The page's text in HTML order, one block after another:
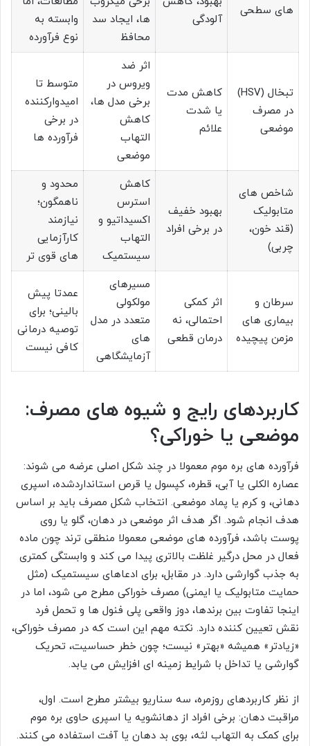
های سطحی
آلودگی
ها، ایجاد سد
محافظ
وابسته به
نوع فرآورده
تبخال (HSV)
در مصرف
موضعی
کاهش مدت
یا شدت
علائم
اثر ضد
ویروس در
برخی مدل ها،
کاهش
التهاب
موضعی
متوسط تا
امیدوارکننده
در برخی
فرآورده ها
شاخص های
متابولیک
(قند خون،
چربی)
بهبود خفیف
در برخی افراد
کاهش
استرس
اکسیداتیو و
التهاب
سیستمیک
محدود و
ناهمگون؛
نیازمند
کارآزمایی
های قوی تر
سرطان و
بیماری های
مزمن پیچیده
اثر کمکی
احتمالی، نه
درمان قطعی
مسیرهای
مولکولی
متعدد در مدل
های
آزمایشگاهی
عمدتا پیش
بالینی؛ برای
توصیه درمانی
کافی نیست
کاربردهای رایج و شیوه های مصرف:
موضعی یا خوراکی؟
فرآورده های بره موم معمولا در چند شکل اصلی عرضه می شوند:
عصاره الکلی یا آبی، قطره، کپسول یا قرص استانداردشده، اسپری
دهانی، و کرم یا پماد موضعی. انتخاب شکل مصرف باید بر اساس
هدف انجام شود. اگر هدف اثر موضعی در دهان، گلو یا روی
پوست باشد، فرآورده های موضعی معمولا منطقی ترند چون ماده
فعال در محل درگیر غلظت بالاتری پیدا می کند و وابستگی کمتری
به جذب گوارشی دارد. در مقابل، برای ادعاهای سیستمیک (مثل
حمایت متابولیک یا ایمنی) مصرف خوراکی مطرح می شود، اما در
اینجا تفاوت بین برندها، دوز واقعی پلی فنول ها و تحمل فرد
نقش تعیین کننده دارد. نکته مهم این است که در مصرف خوراکی،
«زیادتر» همیشه «بهتر» نیست؛ چون خطر حساسیت، تحریک
گوارشی یا تداخل با شرایط زمینه ای افزایش می یابد.
از نظر کاربردهای روزمره، سه سناریو بیشتر مطرح است. اول،
مراقبت دهان: برخی افراد از دهانشویه یا اسپری حاوی بره موم
برای کمک به التهاب لثه، بوی بد دهان یا آفت استفاده می کنند.